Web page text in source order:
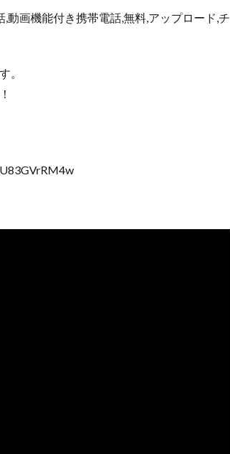
画機能付き携帯電話,無料,アップロード,チ
。